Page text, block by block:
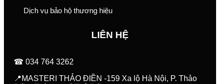
Dịch vụ bảo hộ thương hiệu
LIÊN HỆ
☎ 034 764 3262
📍MASTERI THẢO ĐIỀN -159 Xa lộ Hà Nội, P. Thảo